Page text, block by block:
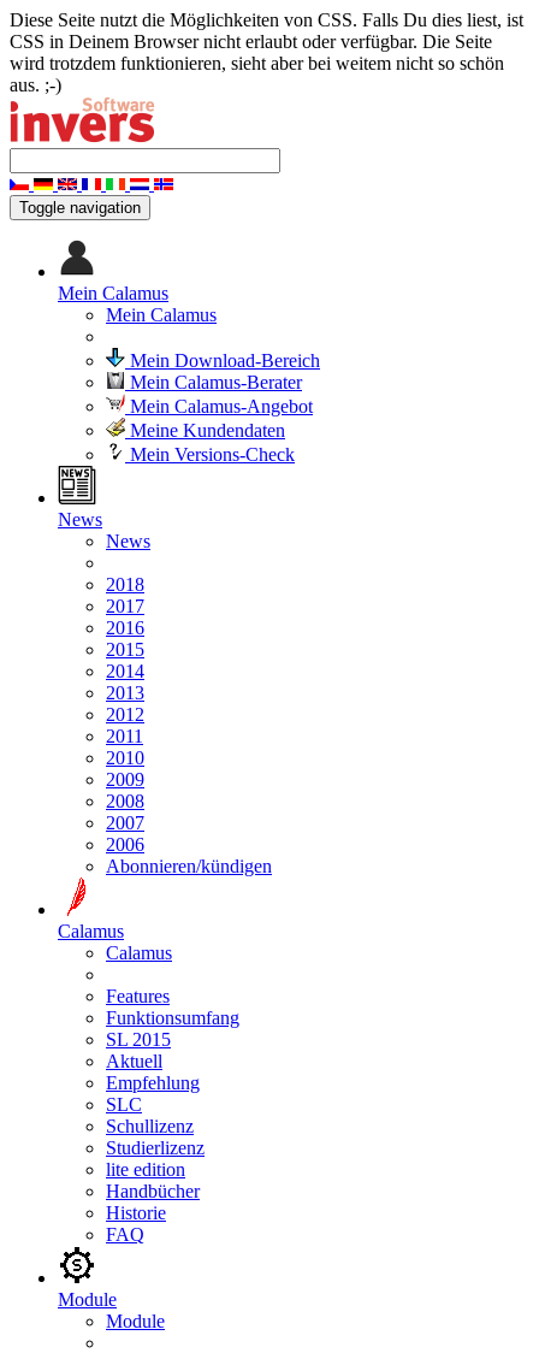
Diese Seite nutzt die Möglichkeiten von CSS. Falls Du dies liest, ist
CSS in Deinem Browser nicht erlaubt oder verfügbar. Die Seite
wird trotzdem funktionieren, sieht aber bei weitem nicht so schön
aus. ;-)
Toggle navigation
Mein Calamus
Mein Calamus
Mein Download-Bereich
Mein Calamus-Berater
Mein Calamus-Angebot
Meine Kundendaten
Mein Versions-Check
News
News
2018
2017
2016
2015
2014
2013
2012
2011
2010
2009
2008
2007
2006
Abonnieren/kündigen
Calamus
Calamus
Features
Funktionsumfang
SL 2015
Aktuell
Empfehlung
SLC
Schullizenz
Studierlizenz
lite edition
Handbücher
Historie
FAQ
Module
Module